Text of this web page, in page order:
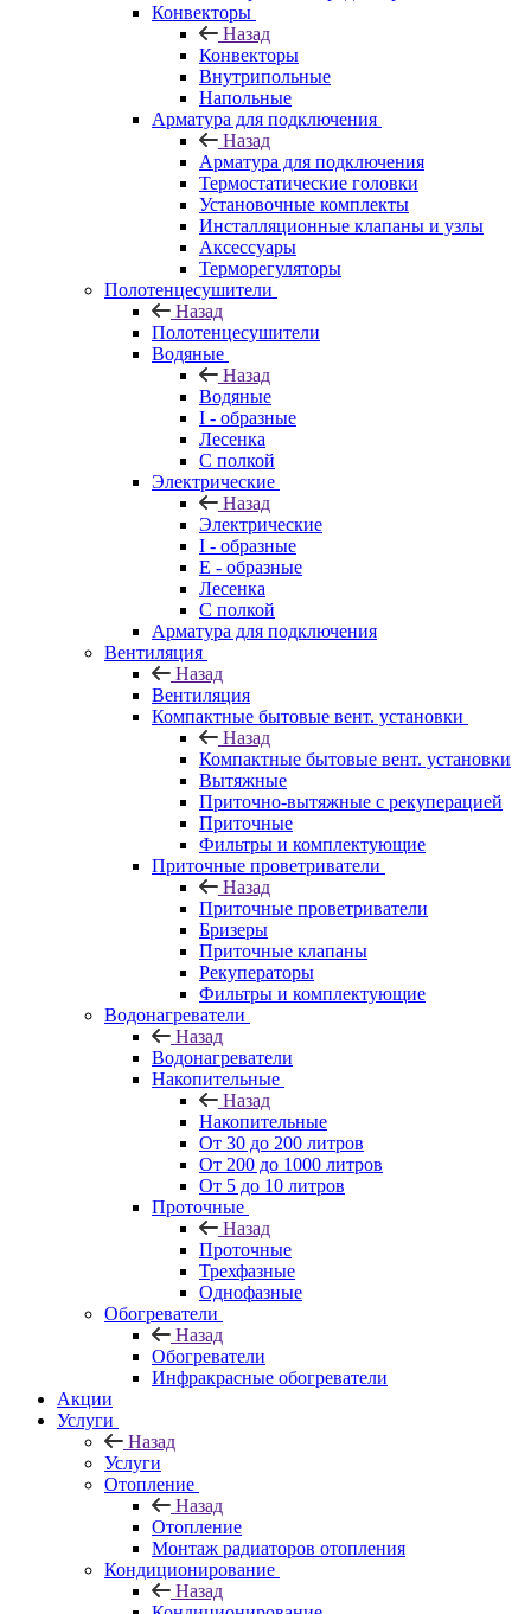
Конвекторы
Назад
Конвекторы
Внутрипольные
Напольные
Арматура для подключения
Назад
Арматура для подключения
Термостатические головки
Установочные комплекты
Инсталляционные клапаны и узлы
Аксессуары
Терморегуляторы
Полотенцесушители
Назад
Полотенцесушители
Водяные
Назад
Водяные
I - образные
Лесенка
С полкой
Электрические
Назад
Электрические
I - образные
E - образные
Лесенка
С полкой
Арматура для подключения
Вентиляция
Назад
Вентиляция
Компактные бытовые вент. установки
Назад
Компактные бытовые вент. установки
Вытяжные
Приточно-вытяжные с рекуперацией
Приточные
Фильтры и комплектующие
Приточные проветриватели
Назад
Приточные проветриватели
Бризеры
Приточные клапаны
Рекуператоры
Фильтры и комплектующие
Водонагреватели
Назад
Водонагреватели
Накопительные
Назад
Накопительные
От 30 до 200 литров
От 200 до 1000 литров
От 5 до 10 литров
Проточные
Назад
Проточные
Трехфазные
Однофазные
Обогреватели
Назад
Обогреватели
Инфракрасные обогреватели
Акции
Услуги
Назад
Услуги
Отопление
Назад
Отопление
Монтаж радиаторов отопления
Кондиционирование
Назад